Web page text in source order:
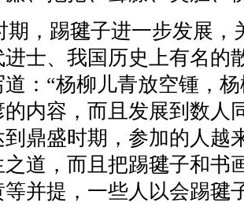
期，踢毽子进一步发展，
进士、我国历史上有名的
：“杨柳儿青放空锺，
的内容，而且发展到数人
鼎盛时期，参加的人越
道，而且把踢毽子和书
并提，一些人以会踢毽